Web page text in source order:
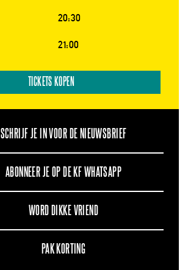
20:30
21:00
TICKETS KOPEN
SCHRIJF JE IN VOOR DE NIEUWSBRIEF
ABONNEER JE OP DE KF WHATSAPP
WORD DIKKE VRIEND
PAK KORTING